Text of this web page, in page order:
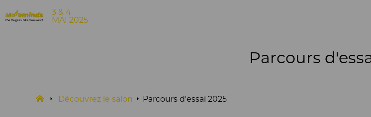
3 & 4
MAI 2025
Parcours
Découvrez le salon Parcours d'essai 2025